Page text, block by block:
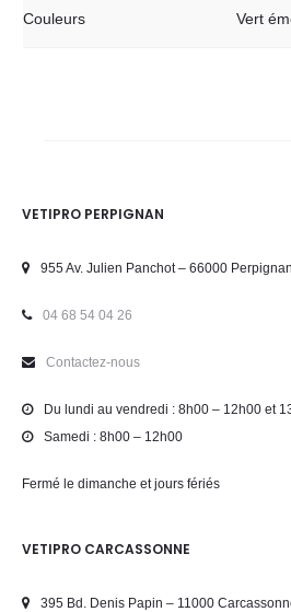
Couleurs Vert
VETIPRO PERPIGNAN
955 Av. Julien Panchot – 66000 Perpignan
04 68 54 04 26
Contactez-nous
Du lundi au vendredi : 8h00 – 12h00 et
Samedi : 8h00 – 12h00
Fermé le dimanche et jours fériés
VETIPRO CARCASSONNE
395 Bd. Denis Papin – 11000